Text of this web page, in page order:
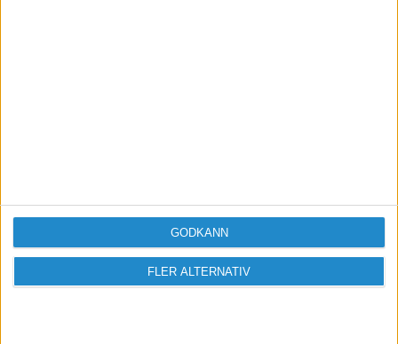
FLER ALTERNATIV
GODKÄNN
inlägg och delta i diskussioner.
Logga in / Registrera